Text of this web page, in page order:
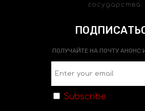
государства.
ПОЛУЧАЙТЕ НА ПОЧТУ АНОНС
Subscribe